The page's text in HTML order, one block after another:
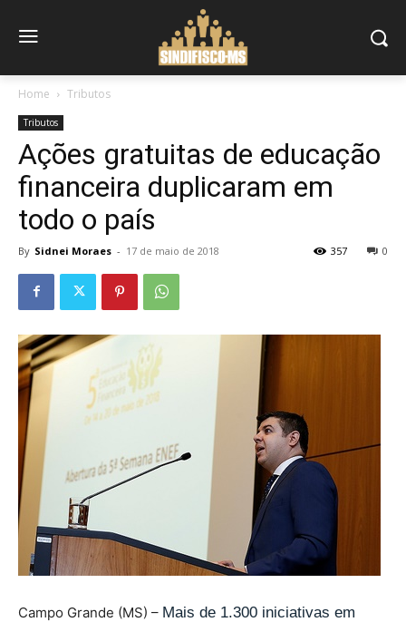
Home Tributos
Tributos
Ações gratuitas de educação
financeira duplicaram em
todo o país
By Sidnei Moraes - 17 de maio de 2018 0
357
Campo Grande (MS) – Mais de 1.300 iniciativas em